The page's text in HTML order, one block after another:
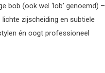
bob (ook wel ‘lob’ genoemd) –
zijscheiding en subtiele
én oogt professioneel